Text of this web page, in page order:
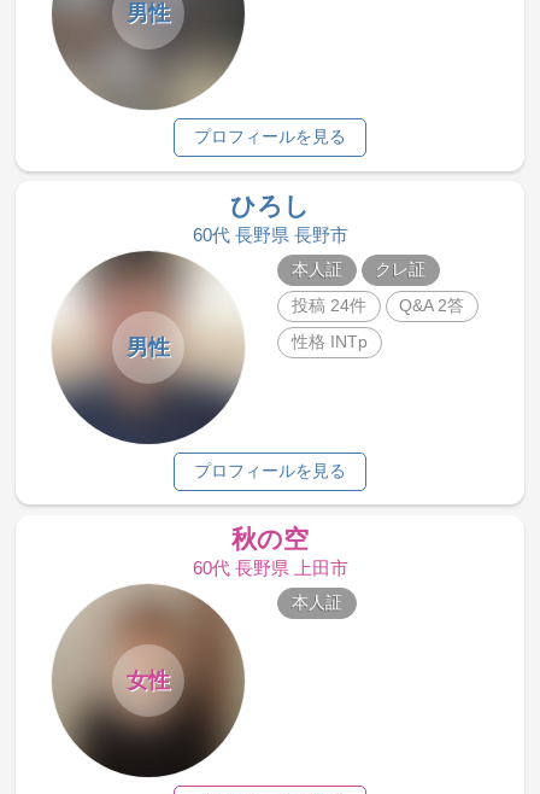
男性
プロフィールを見る
ひろし
60代 長野県 長野市
男性
本人証
クレ証
投稿 24件
Q&A 2答
性格 INTp
プロフィールを見る
秋の空
60代 長野県 上田市
女性
本人証